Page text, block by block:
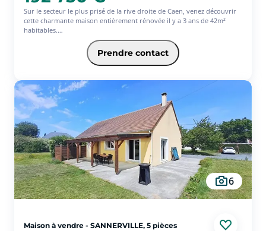
Sur le secteur le plus prisé de la rive droite de Caen, venez découvrir
cette charmante maison entièrement rénovée il y a 3 ans de 42m²
habitables.
Ce bien dispose d'un séjour de 25m² avec sa cuisine aménagée et
équipée, une chambre avec placard intégré et salle d'eau avec
toilettes. Agréable terrasse sans vis-à-vis exposée plein Ouest. Le gros
plus de cette maison : une cave de 12m² accessible depuis le séjour
habitable plus importante. Possibilité de stationner jusqu'à deux
véhicules dans la cour et un autre devant le portail. Bien rare sur le
marché.
Prendre contact
6
Maison à vendre - SANNERVILLE, 5 pièces